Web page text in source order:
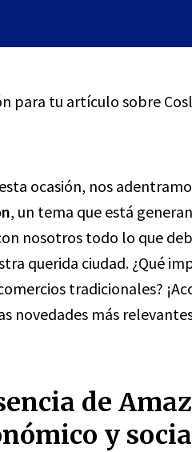
para tu artículo sobre
ocasión, nos
, un tema que está
nosotros todo lo que
querida ciudad. ¿Qué
tradicionales?
novedades más
de
y